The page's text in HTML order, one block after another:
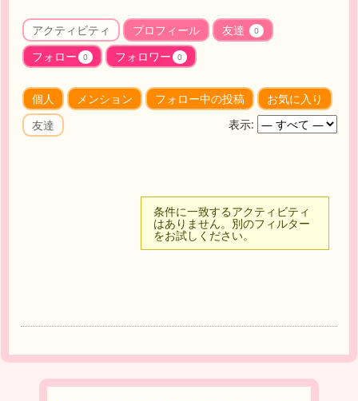
アクティビティ プロフィール 友達 0
フォロー 0 フォロワー 0
個人 メンション フォロー中の投稿
お気に入り
友達
表示:
条件に一致するアクティビティ
はありません。別のフィルター
をお試しください。